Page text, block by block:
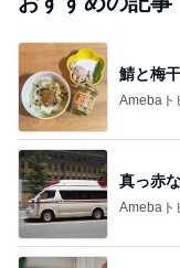
鯖と梅
Amebaト
真っ赤
Amebaト